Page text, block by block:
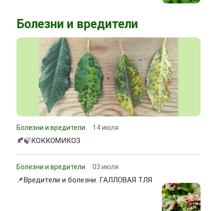
Болезни и вредители
Болезни и вредители 14 июля
🍂🍃КОККОМИКОЗ
Болезни и вредители 03 июля
📌Вредители и болезни. ГАЛЛОВАЯ ТЛЯ